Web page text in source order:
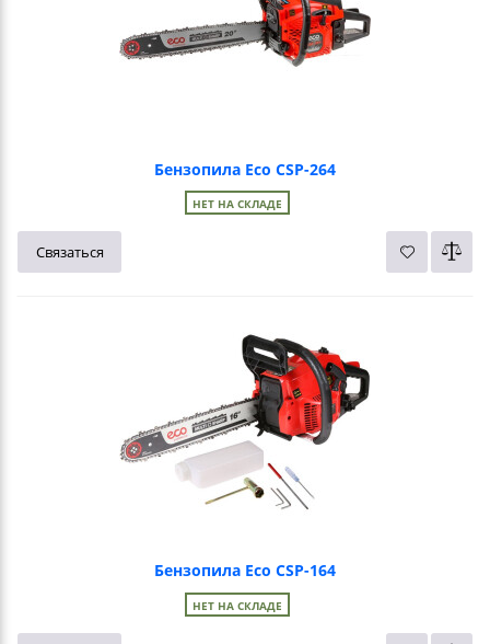
Бензопила Eco CSP-264
НЕТ НА СКЛАДЕ
Связаться
Бензопила Eco CSP-164
НЕТ НА СКЛАДЕ